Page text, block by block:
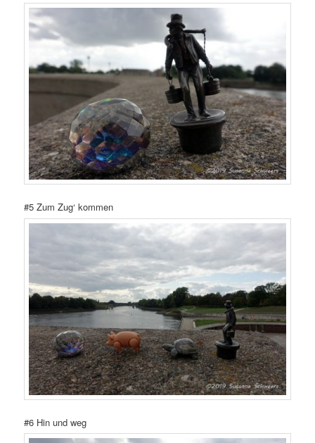
#5 Zum Zug‘ kommen
#6 Hin und weg